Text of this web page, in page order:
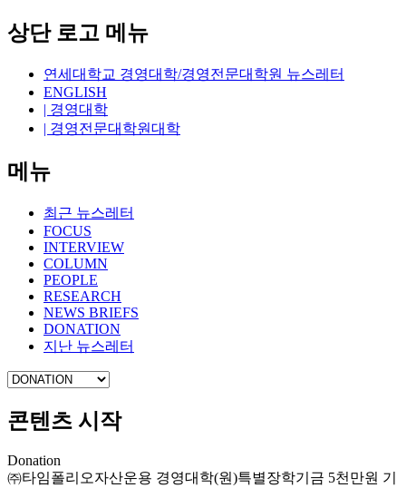
상단 로고 메뉴
연세대학교 경영대학/경영전문대학원 뉴스레터
ENGLISH
| 경영대학
| 경영전문대학원대학
메뉴
최근 뉴스레터
FOCUS
INTERVIEW
COLUMN
PEOPLE
RESEARCH
NEWS BRIEFS
DONATION
지난 뉴스레터
콘텐츠 시작
Donation
㈜타임폴리오자산운용 경영대학(원)특별장학기금 5천만원 기